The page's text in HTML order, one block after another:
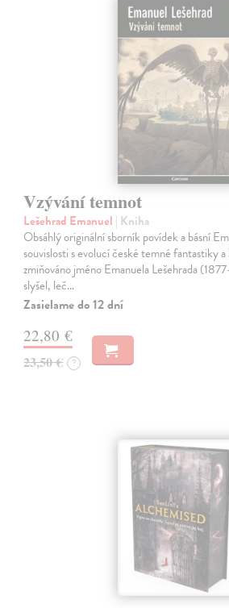
Vzývání temnot
Lešehrad Emanuel | Kniha
Obsáhlý originální sborník povídek a básní
souvislosti s evolucí české temné fantastiky
zmiňováno jméno Emanuela Lešehrada
slyšel, leč…
Zasielame do 12 dní
22,80 €
23,50 € ?